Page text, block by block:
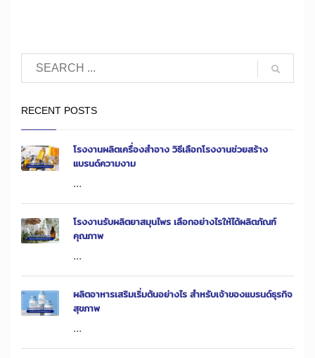
RECENT POSTS
โรงงานผลิตเครื่องสำอาง วิธีเลือกโรงงานช่วยสร้าง
แบรนด์ความงาม
...
โรงงานรับผลิตยาสมุนไพร เลือกอย่างไรให้ได้ผลิตภัณฑ์
คุณภาพ
...
ผลิตอาหารเสริมเริ่มต้นอย่างไร สำหรับเจ้าของแบรนด์ธุรกิจ
สุขภาพ
...